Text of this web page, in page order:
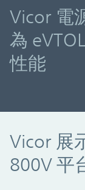
Vicor 電
為
性能
Vicor 展
800V 平